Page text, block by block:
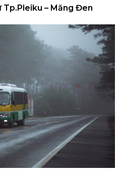
Tp.Pleiku – Măng Đen